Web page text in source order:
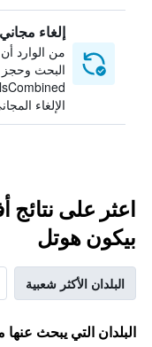
إلغاء مجاني
من الوارد
البحث وحجز
الإلغاء
اعثر على
بيكون هوتل
البلدان الأكثر شعبية
البلدان التي يبحث